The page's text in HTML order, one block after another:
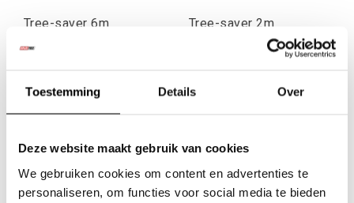
Toestemming Details Over
Deze website maakt gebruik van cookies
We gebruiken cookies om content en advertenties te
personaliseren, om functies voor social media te bieden
Tree-saver 6m
€24,75
Excl. btw
Incl. btw
Tree-saver 2m
€18,80